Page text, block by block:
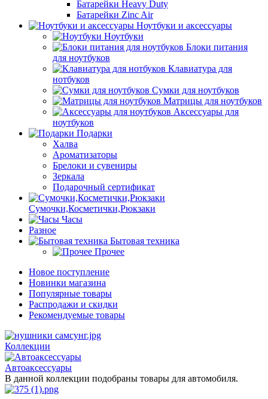
Батарейки Heavy Duty
Батарейки Zinc Air
Ноутбуки и аксессуары
Ноутбуки
Блоки питания
для ноутбуков
Клавиатура для
нотбуков
Сумки для ноутбуков
Матрицы для ноутбуков
Аксессуары для
ноутбуков
Подарки
Халва
Ароматизаторы
Брелоки и сувениры
Зеркала
Подарочный сертификат
Сумочки,Косметички,Рюкзаки
Часы
Разное
Бытовая техника
Прочее
Новое поступление
Новинки магазина
Популярные товары
Распродажи и скидки
Рекомендуемые товары
Коллекции
Автоаксессуары
В данной коллекции подобраны товары для автомобиля.